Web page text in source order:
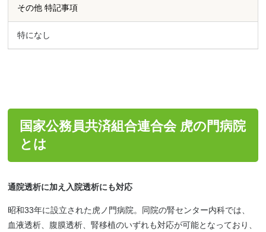
その他 特記事項
特になし
国家公務員共済組合連合会 虎の門病院
とは
通院透析に加え入院透析にも対応
昭和33年に設立された虎ノ門病院。同院の腎センター内科では、
血液透析、腹膜透析、腎移植のいずれも対応が可能となっており、